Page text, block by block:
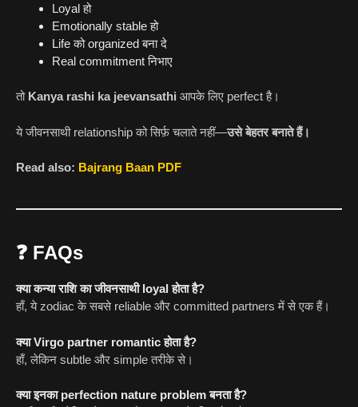
Loyal हो
Emotionally stable हो
Life को organized बना दे
Real commitment निभाए
तो Kanya rashi ka jeevansathi आपके लिए perfect है।
ये जीवनसाथी relationship को सिर्फ़ चलाते नहीं—उसे बेहतर बनाते हैं।
Read also: Bajrang Baan PDF
❓ FAQs
क्या कन्या राशि का जीवनसाथी loyal होता है?
हाँ, ये zodiac के सबसे reliable और committed partners में से एक हैं।
क्या Virgo partner romantic होता है?
हाँ, लेकिन subtle और simple तरीके से।
क्या इनका perfection nature problem बनता है?